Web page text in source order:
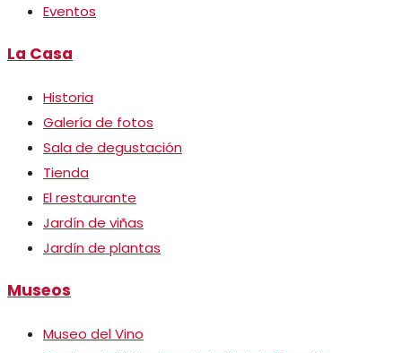
Eventos
La Casa
Historia
Galería de fotos
Sala de degustación
Tienda
El restaurante
Jardín de viñas
Jardín de plantas
Museos
Museo del Vino